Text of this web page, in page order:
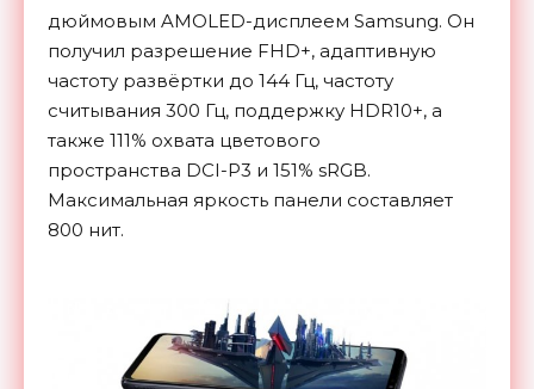
дюймовым AMOLED-дисплеем Samsung. Он
получил разрешение FHD+, адаптивную
частоту развёртки до 144 Гц, частоту
считывания 300 Гц, поддержку HDR10+, а
также 111% охвата цветового
пространства DCI-P3 и 151% sRGB.
Максимальная яркость панели составляет
800 нит.